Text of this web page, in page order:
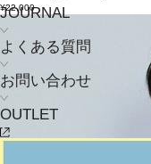
JOURNAL
よくある質問
お問い合わせ
OUTLET
¥22,000